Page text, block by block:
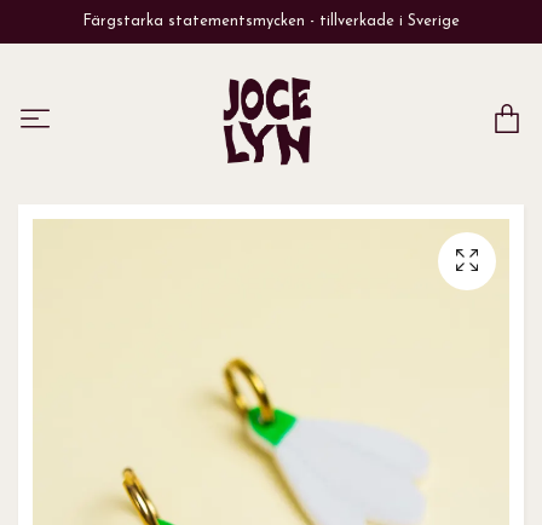
Färgstarka statementsmycken - tillverkade i Sverige